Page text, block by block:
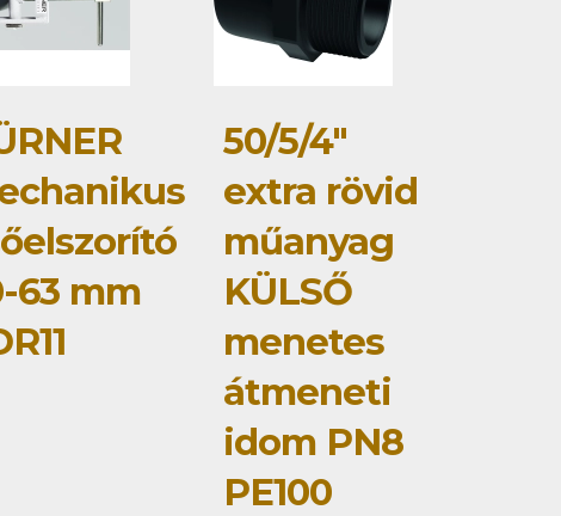
63 mm
50/5/4"
extra rövid
műanyag
KÜLSŐ
menetes
átmeneti
idom PN8
PE100